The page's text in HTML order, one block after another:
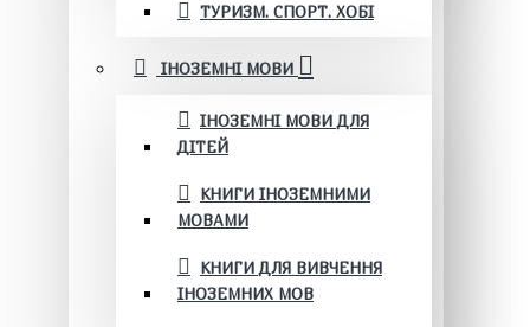
ТУРИЗМ. СПОРТ. ХОБІ
ІНОЗЕМНІ МОВИ
ІНОЗЕМНІ МОВИ ДЛЯ
ДІТЕЙ
КНИГИ ІНОЗЕМНИМИ
МОВАМИ
КНИГИ ДЛЯ ВИВЧЕННЯ
ІНОЗЕМНИХ МОВ